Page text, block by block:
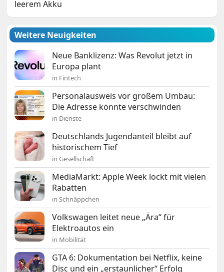
leerem Akku
Weitere Neuigkeiten
Neue Banklizenz: Was Revolut jetzt in
Europa plant
in Fintech
Personalausweis vor großem Umbau:
Die Adresse könnte verschwinden
in Dienste
Deutschlands Jugendanteil bleibt auf
historischem Tief
in Gesellschaft
MediaMarkt: Apple Week lockt mit vielen
Rabatten
in Schnäppchen
Volkswagen leitet neue „Ära“ für
Elektroautos ein
in Mobilität
GTA 6: Dokumentation bei Netflix, keine
Disc und ein „erstaunlicher“ Erfolg